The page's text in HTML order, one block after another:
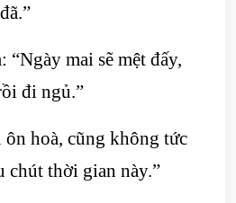
mai sẽ mệt đấy,
đi ngủ.”
hoà, cũng không tức
chút thời gian này.”